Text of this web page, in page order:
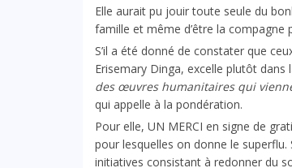
Elle aurait pu jouir toute seule du
famille et même d’être la compagne
S’il a été donné de constater que
Erisemary Dinga, excelle plutôt
des œuvres humanitaires qui
qui appelle à la pondération.
Pour elle, UN MERCI en signe de
pour lesquelles on donne le
initiatives consistant à redonner du